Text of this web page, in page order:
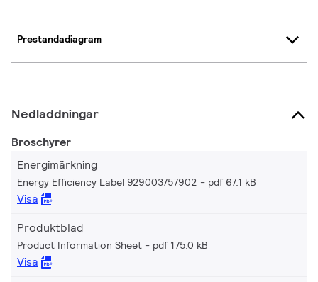
Prestandadiagram
Nedladdningar
Broschyrer
Energimärkning
Energy Efficiency Label 929003757902 pdf 67.1 kB
Visa
Produktblad
Product Information Sheet pdf 175.0 kB
Visa